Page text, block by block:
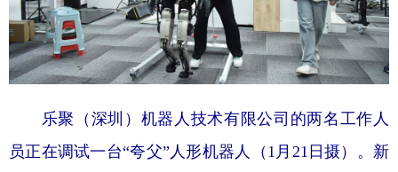
乐聚（深圳）机器人技术有限公司的两名工作人
员正在调试一台“夸父”人形机器人（1月21日摄）。新